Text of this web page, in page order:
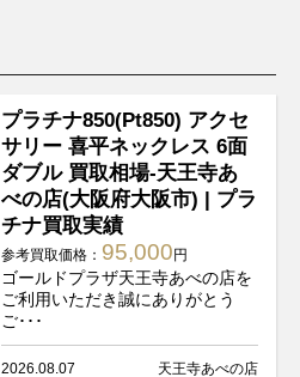
プラチナ850(Pt850) アクセ
サリー 喜平ネックレス 6面
ダブル 買取相場-天王寺あ
べの店(大阪府大阪市) | プラ
チナ買取実績
参考買取価格： 95,000円
ゴールドプラザ天王寺あべの店を
ご利用いただき誠にありがとう
ご･･･
2026.08.07 天王寺あべの店